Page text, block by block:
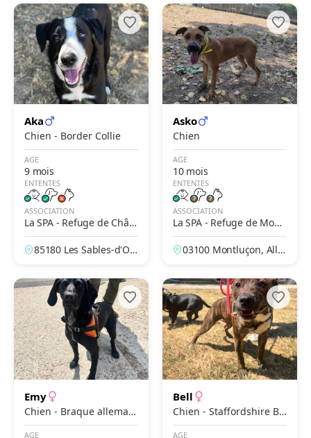
Aka
Chien - Border Collie
AGE
9 mois
ENTENTES
ASSOCIATION
La SPA - Refuge de Châte
au-d'Olonne – Les Petites
Prises
85180 Les Sables-d'Olo
Asko
Chien
AGE
10 mois
ENTENTES
ASSOCIATION
La SPA - Refuge de Montl
uçon – La Loue
03100 Montluçon, Allie
Emy
Chien - Braque alleman
d à poil court
AGE
Bell
Chien - Staffordshire Bu
ll Terrier
AGE